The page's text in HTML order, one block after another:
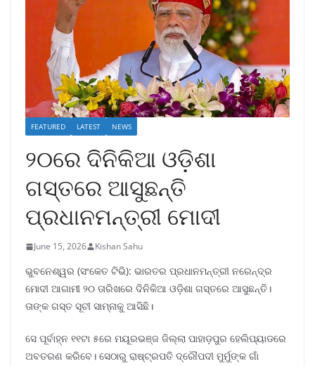
FEATURED LATEST NEWS
୨୦ରେ ଦିନିକିଆ ଓଡ଼ିଶା
ଗସ୍ତରେ ଆସୁଛନ୍ତି
ପ୍ରଧାନମନ୍ତ୍ରୀ ମୋଦୀ
June 15, 2026 Kishan Sahu
ଭୁବନେଶ୍ୱର (ସଂକେତ ଟିଭି): ଭାରତର ପ୍ରଧାନମନ୍ତ୍ରୀ ନରେନ୍ଦ୍ର
ମୋଦୀ ଆଗାମୀ ୨୦ ତାରିଖରେ ଦିନିକିଆ ଓଡ଼ିଶା ଗସ୍ତରେ ଆସୁଛନ୍ତି।
ତାଙ୍କ ଗସ୍ତ ସୂଚୀ ସାମ୍ନାକୁ ଆସିଛି।
ସେ ପୂର୍ବାହ୍ନ ୧୧ଟା ୫ରେ ମୟୂରଭଞ୍ଜ ଜିଲ୍ଲା ପାହାଡ଼ପୁର ହେଲିପ୍ୟାଡରେ
ଅବତରଣ କରିବେ। ସେଠାରୁ ରାଷ୍ଟ୍ରପତି ଦ୍ରୌପଦୀ ମୁର୍ମୁଙ୍କ ଗାଁ